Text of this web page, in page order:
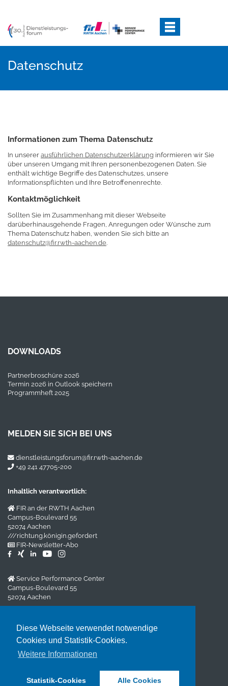
Diese Webseite verwendet notwendige
Cookies und Statistik-Cookies.
Weitere Informationen
Statistik-Cookies Alle Cookies
Datenschutz
Informationen zum Thema Datenschutz
In unserer ausführlichen Datenschutzerklärung informieren wir Sie
über unseren Umgang mit Ihren personenbezogenen Daten. Sie
enthält wichtige Begriffe des Datenschutzes, unsere
Informationspflichten und Ihre Betroffenenrechte.
Kontaktmöglichkeit
Sollten Sie im Zusammenhang mit dieser Webseite
darüberhinausgehende Fragen, Anregungen oder Wünsche zum
Thema Datenschutz haben, wenden Sie sich bitte an
datenschutz@fir.rwth-aachen.de.
DOWNLOADS
Partnerbroschüre 2026
Termin 2026 in Outlook speichern
Programmheft 2025
MELDEN SIE SICH BEI UNS
dienstleistungsforum@fir.rwth-aachen.de
+49 241 47705-200
Inhaltlich verantwortlich:
FIR an der RWTH Aachen
Campus-Boulevard 55
52074 Aachen
///richtung.königin.gefordert
FIR-Newsletter-Abo
Service Performance Center
Campus-Boulevard 55
52074 Aachen
Impressum/ Datenschutzerklärung